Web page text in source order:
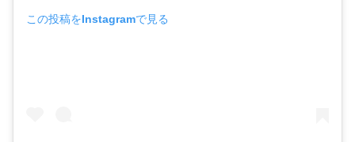
この投稿をInstagramで見る